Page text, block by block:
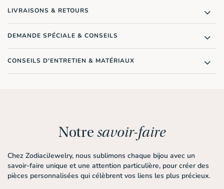
LIVRAISONS & RETOURS
DEMANDE SPÉCIALE & CONSEILS
CONSEILS D'ENTRETIEN & MATÉRIAUX
Notre savoir-faire
Chez ZodiaciJewelry, nous sublimons chaque bijou avec un
savoir-faire unique et une attention particulière, pour créer des
pièces personnalisées qui célèbrent vos liens les plus précieux.